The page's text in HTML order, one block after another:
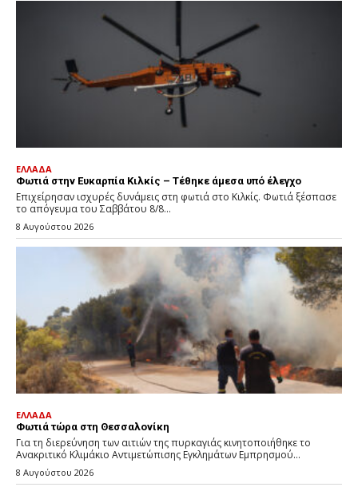
ΕΛΛΑΔΑ
Φωτιά στην Ευκαρπία Κιλκίς – Τέθηκε άμεσα υπό έλεγχο
Επιχείρησαν ισχυρές δυνάμεις στη φωτιά στο Κιλκίς. Φωτιά ξέσπασε
το απόγευμα του Σαββάτου 8/8...
8 Αυγούστου 2026
ΕΛΛΑΔΑ
Φωτιά τώρα στη Θεσσαλονίκη
Για τη διερεύνηση των αιτιών της πυρκαγιάς κινητοποιήθηκε το
Ανακριτικό Κλιμάκιο Αντιμετώπισης Εγκλημάτων Εμπρησμού...
8 Αυγούστου 2026